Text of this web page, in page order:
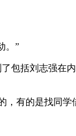
。”
包括刘志强在
有的是找同学